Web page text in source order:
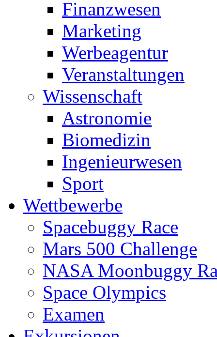
Finanzwesen
Marketing
Werbeagentur
Veranstaltungen
Wissenschaft
Astronomie
Biomedizin
Ingenieurwesen
Sport
Wettbewerbe
Spacebuggy Race
Mars 500 Challenge
NASA Moonbuggy
Space Olympics
Examen